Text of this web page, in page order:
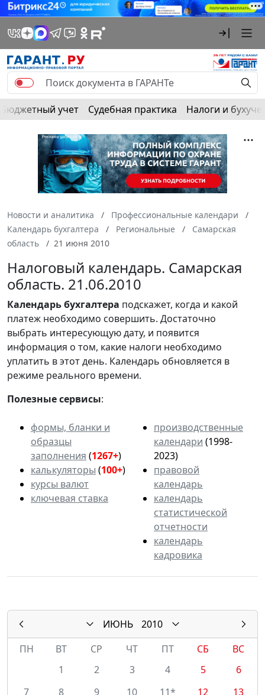
Бюджетный учет Судебная практика Налоги и
Новости и аналитика
Профессиональные календари
Календарь бухгалтера
Региональные
Самарская
область
21 июня 2010
Налоговый календарь. Самарская
область. 21.06.2010
Календарьбухгалтера подскажет, когда и какой
платеж необходимо совершить. Достаточно
выбрать интересующую дату, и появится
информация о том, какие налоги необходимо
уплатить в этот день. Календарь обновляется в
режиме реального времени.
Полезные сервисы:
формы, бланки и
образцы
заполнения (1267+)
калькуляторы (100+)
курсы валют
ключевая ставка
производственные
календари (1998-
2023)
правовой
календарь
календарь
статистической
отчетности
календарь
кадровика
ИЮНЬ
2010
ПН
ВТ СР ЧТ ПТ СБ
ВС
1
2 3 4 5
6
7
8 9 10 11* 12
13